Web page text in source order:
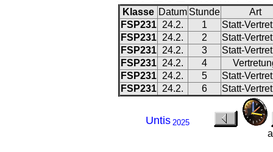
Klasse Datum Stunde
Art
FSP231
24.2. 1
Statt-
FSP231
24.2. 2
Statt-
FSP231
24.2. 3
Statt-
FSP231
24.2. 4
FSP231
24.2. 5
Statt-
FSP231
24.2. 6 Statt-
Untis 2025